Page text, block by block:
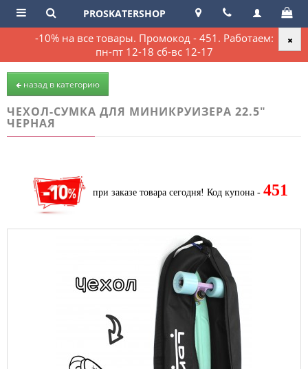
-10% на все товары. Промокод - 451. Работаем:
пн-пт 12-18 сб-вс 12-17
PROSKATERSHOP
назад в категорию
ЧЕХОЛ-СУМКА ДЛЯ МИНИКРУИЗЕРА 22.5"
ЧЕРНАЯ
при заказе товара сегодня! Код купона - 451